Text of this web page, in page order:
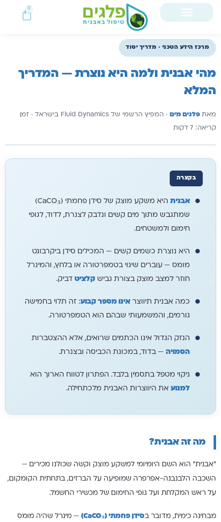
0
מרכז הידע הטכני · מדריך יסוד
מהי אבנית ולמה היא נוצרת — המדריך
המלא
מאתפלגים מים · המפיץ הרשמי של Fluid Dynamics בישראל · זמן
קריאה: 7 דקות
בקצרה
אבנית
היא משקע מוצק של סידן פחמתי (CaCO₃)
שמתגבש מתוך מים קשים ונדבק לצנרת, לדוד, לגופי
חימום ולמשטחים.
היא נוצרת כשמים קשים — המכילים סידן ביקרבונט
מומס — עוברים שינוי בטמפרטורה או בלחץ, והמינרל
חוזר למצב מוצק בצורת גביש קלציט דביק.
כמה אבנית תיווצר אינו מספר קבוע: זה תלוי בחמישה
גורמים, והמשמעותי שבהם הוא הטמפרטורה.
הנזק הגדול אינו הכתמים שרואים, אלא ההצטברות
הסמויה — בדוד, במכונת הכביסה ובצנרת.
ניקוי מטפל בתסמין בלבד. הפתרון לטווח הארוך הוא
למנוע את היווצרות האבנית מלכתחילה.
מה זה אבנית?
"אבנית" הוא השם היומיומי למשקע מוצק וקשה שכולנו מכירים —
השכבה הלבנבנה-אפרפרה שמופיעה על הברזים, בתחתית הקומקום,
על ראש המקלחת ועל גופי החימום של מכשירי החשמל.
מבחינה כימית, מדובר בסידן פחמתי (CaCO₃) — מינרל שהיה מומס